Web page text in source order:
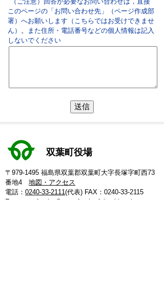
このページの「お問い合わせ先」（ページ作成部
署）へお願いします（こちらではお受けできませ
ん）。また住所・電話番号などの個人情報は記入
しないでください
双葉町役場
〒979-1495 福島県双葉郡双葉町大字長塚字町西73
番地4 地図・アクセス
電話： 0240-33-2111(代表) FAX：0240-33-2115
Eメール： futaba@town.futaba.fukushima.jp